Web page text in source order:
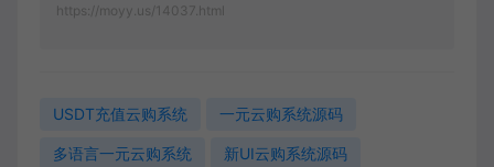
https://moyy.us/14037.html
USDT充值云购系统 一元云购系统源码
多语言一元云购系统 新UI云购系统源码